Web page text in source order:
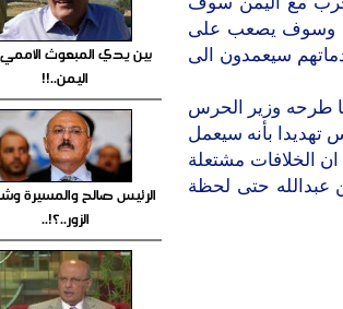
وسوف يصعب على
سيعمدون الى
طرحه وزير الحرس
تهديدا بأنه سيعمل
الخلافات مشتعلة
حتى لحظة
بين يدي المبعوث
اليمن..!!
الرئيس صالح والمسيرة
الزور..؟!..